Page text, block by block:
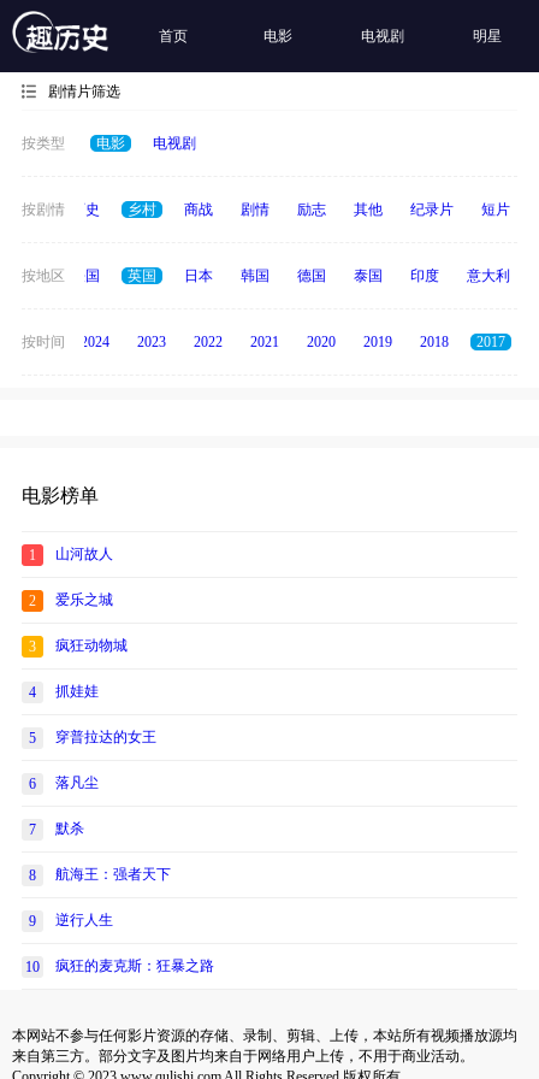
首页 电影 电视剧 明星
剧情片筛选
按类型 电影 电视剧
按剧情
奇幻 历史 乡村 商战 剧情 励志 其他 纪录片 短片
按地区
美国 法国 英国 日本 韩国 德国 泰国 印度 意大利
按时间
2025 2024 2023 2022 2021 2020 2019 2018 2017
电影榜单
1 山河故人
2 爱乐之城
3 疯狂动物城
4 抓娃娃
5 穿普拉达的女王
6 落凡尘
7 默杀
8 航海王：强者天下
9 逆行人生
10 疯狂的麦克斯：狂暴之路
本网站不参与任何影片资源的存储、录制、剪辑、上传，本站所有视频播放源均
来自第三方。部分文字及图片均来自于网络用户上传，不用于商业活动。